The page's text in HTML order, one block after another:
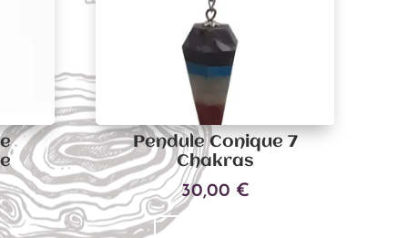
Pendule Conique 7
Chakras
30,00 €